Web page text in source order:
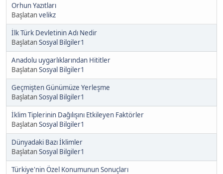
Orhun Yazıtları
Başlatanvelikz
İlk Türk Devletinin Adı Nedir
BaşlatanSosyal Bilgiler1
Anadolu uygarlıklarından Hititler
BaşlatanSosyal Bilgiler1
Geçmişten Günümüze Yerleşme
BaşlatanSosyal Bilgiler1
İklim Tiplerinin Dağılışını Etkileyen Faktörler
BaşlatanSosyal Bilgiler1
Dünyadaki Bazı İklimler
BaşlatanSosyal Bilgiler1
Türkiye'nin Özel Konumunun Sonuçları